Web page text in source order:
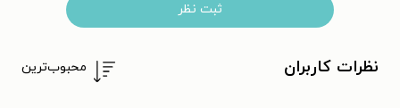
ثبت نظر
نظرات کاربران محبوب‌ترین